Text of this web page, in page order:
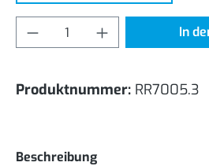
Produkt Anzahl: GibIn
Produktnummer: RR7005.3
Beschreibung